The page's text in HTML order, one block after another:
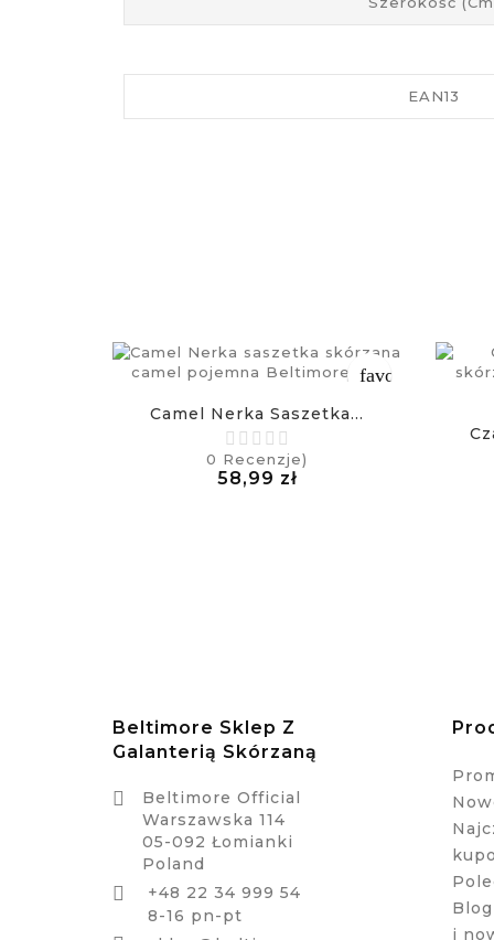
EAN13
favorite_border
Camel Nerka Saszetka...
0 Recenzje)
58,99 złCena
Beltimore Sklep Z
Galanterią Skórzaną

Beltimore Official
Warszawska 114
05-092 Łomianki
Poland

+48 22 34 999 54
8-16 pn-pt
i